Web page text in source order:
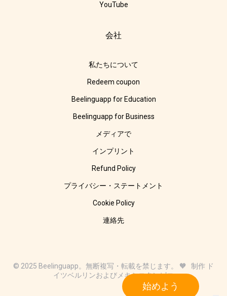
始めよう
YouTube
会社
私たちについて
Redeem coupon
Beelinguapp for Education
Beelinguapp for Business
メディアで
インプリント
Refund Policy
プライバシー・ステートメント
Cookie Policy
連絡先
© 2025 Beelinguapp。無断複写・転載を禁じます。 🧡 制作 ド
イツベルリンおよびメキシコタンピコ